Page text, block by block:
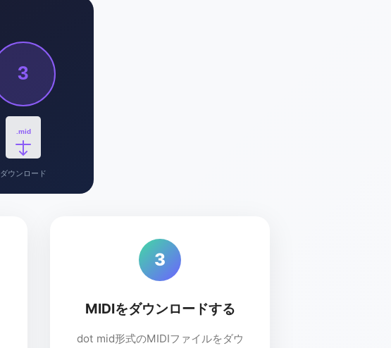
3
.mid
ダウンロード
3
MIDIをダウンロードする
dot mid形式のMIDIファイルをダウ